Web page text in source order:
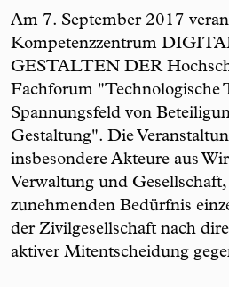
Am 7. September 2017
Kompetenzzentrum
GESTALTEN DER
Fachforum "Technologische
Spannungsfeld von
Gestaltung". Die
insbesondere Akteure aus
Verwaltung und
zunehmenden Bedürfnis
der Zivilgesellschaft nach
aktiver Mitentscheidung